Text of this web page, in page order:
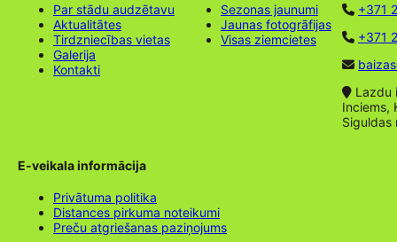
Par stādu audzētavu
Aktualitātes
Tirdzniecības vietas
Galerija
Kontakti
Sezonas jaunumi
Jaunas fotogrāfijas
Visas ziemcietes
+371
+371
Lazdu
Inciems,
Siguldas
E-veikala informācija
Privātuma politika
Distances pirkuma noteikumi
Preču atgriešanas paziņojums